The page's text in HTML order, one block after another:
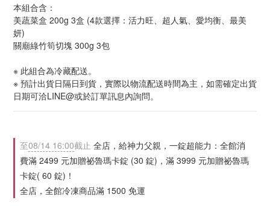
本組合含：
美蔬菜盒 200g 3盒 (4款選擇：活力旺、超人氣、愛均衡、最美
妍)
關廟綠竹筍切塊 300g 3包
※ 此組合為冷藏配送。
※ 預計出貨日隔日到貨，實際以物流配送時間為主，如需確定出貨
日期可洽LINE@或於訂單訊息內詢問。
至08/14 16:00截止 全店，給神力父親，一錠超能力：全館消
費滿 2499 元加贈祕魯瑪卡錠 (30 錠)，滿 3999 元加贈祕魯瑪
卡錠( 60 錠)！
全店，全館冷凍商品滿 1500 免運